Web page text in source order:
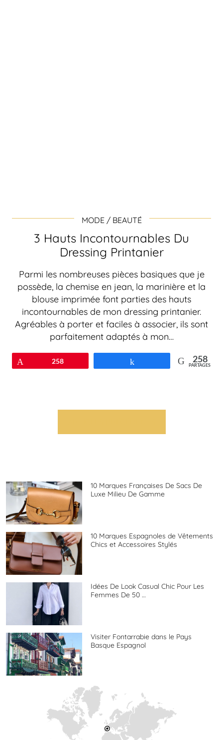
MODE / BEAUTÉ
3 Hauts Incontournables Du
Dressing Printanier
Parmi les nombreuses pièces basiques que je
possède, la chemise en jean, la marinière et la
blouse imprimée font parties des hauts
incontournables de mon dressing printanier.
Agréables à porter et faciles à associer, ils sont
parfaitement adaptés à mon…
Épingle258 258
PARTAGES
10 Marques Françaises De Sacs De
Luxe Milieu De Gamme
10 Marques Espagnoles de Vêtements
Chics et Accessoires Stylés
Idées De Look Casual Chic Pour Les
Femmes De 50 …
Visiter Fontarrabie dans le Pays
Basque Espagnol